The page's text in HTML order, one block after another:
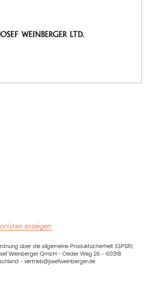
anzeigen
über die allgemeine Produktsicherheit (GPSR):
Weinberger GmbH – Oeder Weg 26 – 60318
– vertrieb@josefweinberger.de